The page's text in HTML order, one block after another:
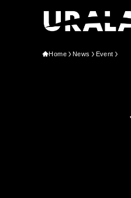
Home News Event